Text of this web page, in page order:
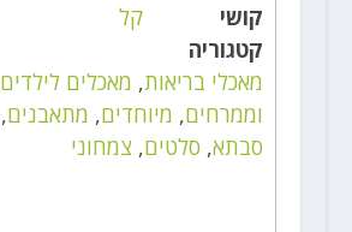
קושי
קל
קטגוריה
מאכלי בריאות, מאכלים לילדים
וממרחים, מיוחדים, מתאבנים,
סבתא, סלטים, צמחוני